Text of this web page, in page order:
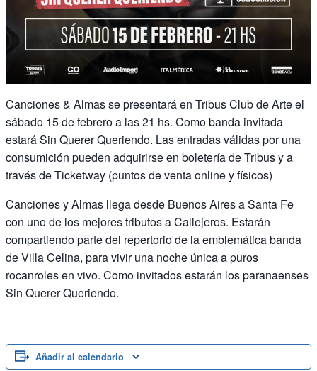
Canciones & Almas se presentará en Tribus Club de Arte el
sábado 15 de febrero a las 21 hs. Como banda invitada
estará Sin Querer Queriendo. Las entradas válidas por una
consumición pueden adquirirse en boletería de Tribus y a
través de Ticketway (puntos de venta online y físicos)
Canciones y Almas llega desde Buenos Aires a Santa Fe
con uno de los mejores tributos a Callejeros. Estarán
compartiendo parte del repertorio de la emblemática banda
de Villa Celina, para vivir una noche única a puros
rocanroles en vivo. Como invitados estarán los paranaenses
Sin Querer Queriendo.
Añadir al calendario